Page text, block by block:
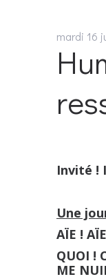
mardi 16
Invité !
Une
AÏE !
QUOI !
ME